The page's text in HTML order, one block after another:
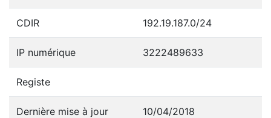
CDIR 192.19.187.0/24
IP numérique 3222489633
Registe
Dernière mise à jour 10/04/2018